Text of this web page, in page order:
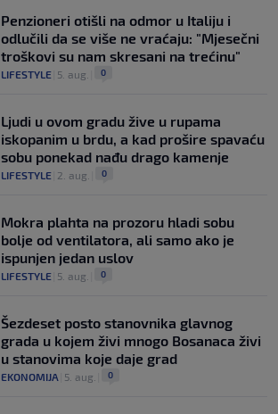
Penzioneri otišli na odmor u Italiju i
odlučili da se više ne vraćaju: "Mjesečni
troškovi su nam skresani na trećinu"
LIFESTYLE 5. aug. 0
Ljudi u ovom gradu žive u rupama
iskopanim u brdu, a kad prošire spavaću
sobu ponekad nađu drago kamenje
LIFESTYLE 2. aug. 0
Mokra plahta na prozoru hladi sobu
bolje od ventilatora, ali samo ako je
ispunjen jedan uslov
LIFESTYLE 5. aug. 0
Šezdeset posto stanovnika glavnog
grada u kojem živi mnogo Bosanaca živi
u stanovima koje daje grad
EKONOMIJA 5. aug. 0